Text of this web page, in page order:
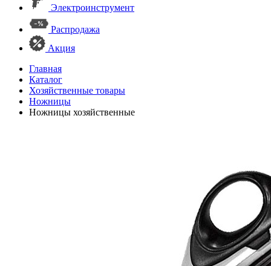
Электроинструмент
Распродажа
Акция
Главная
Каталог
Хозяйственные товары
Ножницы
Ножницы хозяйственные